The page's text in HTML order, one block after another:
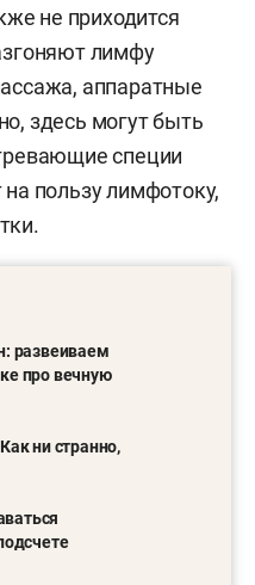
не приходится
лимфу
аппаратные
здесь могут быть
специи
пользу лимфотоку,
развеиваем
про вечную
ни странно,